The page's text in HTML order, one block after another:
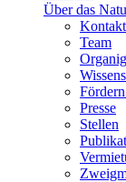
Über das
Kontakt
Team
Presse
Stellen